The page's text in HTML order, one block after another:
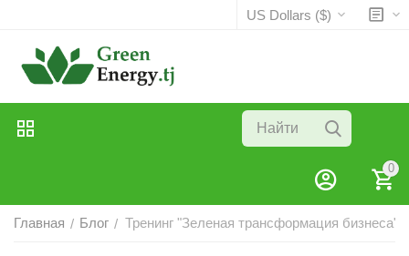
US Dollars ($)
0
Главная / Блог / Тренинг "Зеленая трансформация бизнеса"!